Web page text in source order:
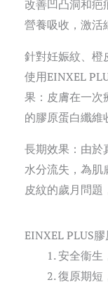
改善凹凸洞和疤
營養吸收，激活
針對妊娠紋、橙
使用EINXEL
果：皮膚在一次
的膠原蛋白纖維
長期效果：由於
水分流失，為肌
皮紋的歲月問題
EINXEL PLUS
安全衞生
復原期短